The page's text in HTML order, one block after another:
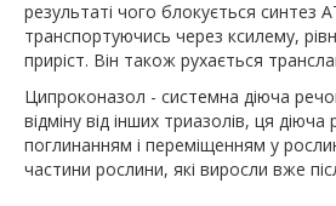
результаті чого блокується синтез
транспортуючись через ксилему,
приріст. Він також рухається
Ципроконазол - системна діюча
відміну від інших триазолів, ця
поглинанням і переміщенням у
частини рослини, які виросли вже